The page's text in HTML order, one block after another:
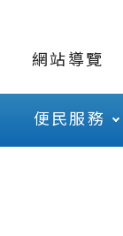
網站導覽
便民服務